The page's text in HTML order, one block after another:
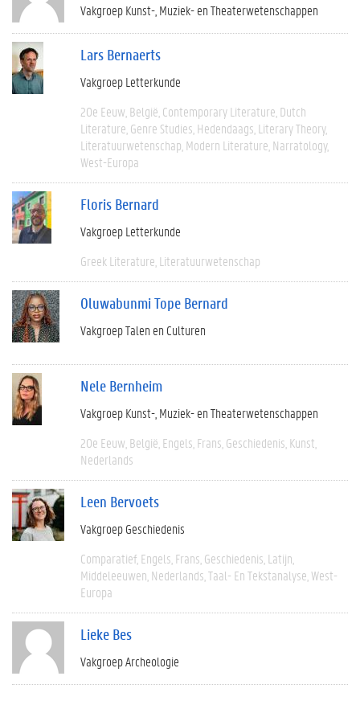
Vakgroep Kunst-, Muziek- en Theaterwetenschappen
Lars Bernaerts
Vakgroep Letterkunde
20e Eeuw België Contemporary Literature Dutch
Literature Genre Studies Hedendaags Literary Theory
Literatuurwetenschap Modern Literature Narratology
West-Europa
Floris Bernard
Vakgroep Letterkunde
Greek Literature Literatuurwetenschap
Oluwabunmi Tope Bernard
Vakgroep Talen en Culturen
Nele Bernheim
Vakgroep Kunst-, Muziek- en Theaterwetenschappen
20e Eeuw België Engels Frans Geschiedenis Kunst
Nederlands
Leen Bervoets
Vakgroep Geschiedenis
Comparatief Engels Frans Geschiedenis Latijn
Middeleeuwen Nederlands Taal- En Tekstanalyse West-
Europa
Lieke Bes
Vakgroep Archeologie